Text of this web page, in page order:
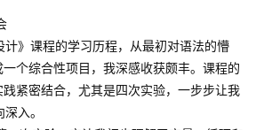
》课程的学习历程，从最初对语法的懵
个综合性项目，我深感收获颇丰。课程的
紧密结合，尤其是四次实验，一步步让我
入。